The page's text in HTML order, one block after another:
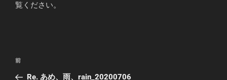
覧ください。
投
前
の
前
Re. あめ、雨、rain_20200706